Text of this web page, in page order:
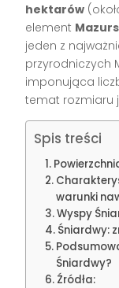
hektarów
element
jeden z
przyrodniczych
imponująca
temat rozmiaru
Spis treści
warunki
Wyspy
Śniardwy:
Śniardwy?
Źródła: